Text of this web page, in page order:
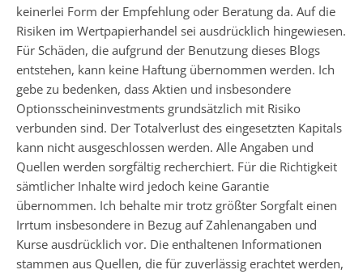
keinerlei Form der Empfehlung oder Beratung da. Auf die
Risiken im Wertpapierhandel sei ausdrücklich hingewiesen.
Für Schäden, die aufgrund der Benutzung dieses Blogs
entstehen, kann keine Haftung übernommen werden. Ich
gebe zu bedenken, dass Aktien und insbesondere
Optionsscheininvestments grundsätzlich mit Risiko
verbunden sind. Der Totalverlust des eingesetzten Kapitals
kann nicht ausgeschlossen werden. Alle Angaben und
Quellen werden sorgfältig recherchiert. Für die Richtigkeit
sämtlicher Inhalte wird jedoch keine Garantie
übernommen. Ich behalte mir trotz größter Sorgfalt einen
Irrtum insbesondere in Bezug auf Zahlenangaben und
Kurse ausdrücklich vor. Die enthaltenen Informationen
stammen aus Quellen, die für zuverlässig erachtet werden,